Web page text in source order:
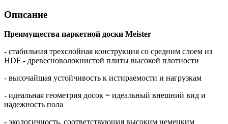
Описание
Преимущества паркетной доски Meister
- стабильная трехслойная конструкция со средним слоем из
HDF - древесноволокнистой плиты высокой плотности
- высочайшая устойчивость к истираемости и нагрузкам
- идеальная геометрия досок = идеальный внешний вид и
надежность пола
- экологичность, соответствующая высоким немецким